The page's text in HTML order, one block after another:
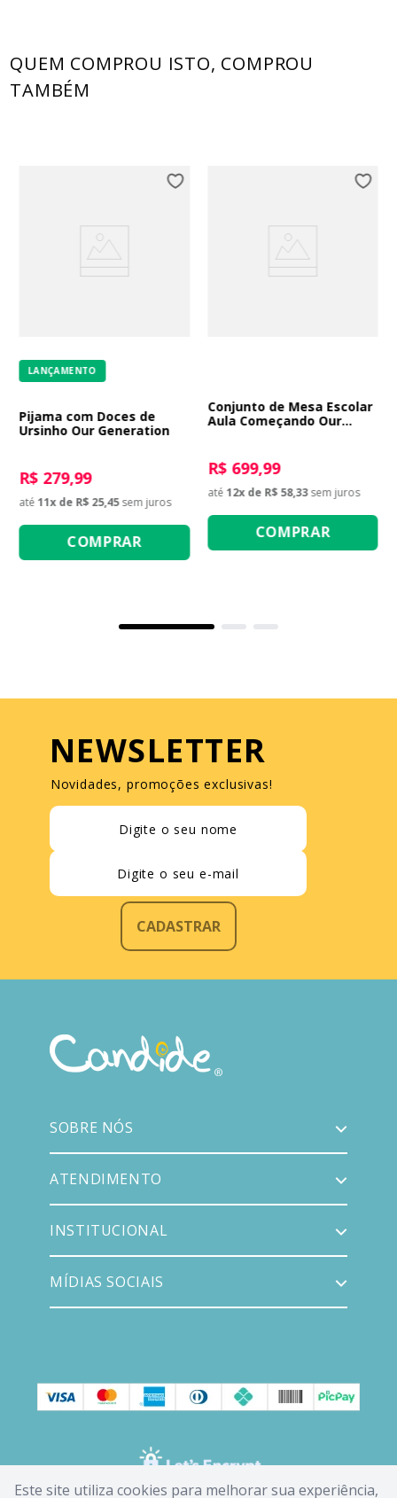
Este site utiliza cookies para melhorar sua experiência,
QUEM COMPROU ISTO, COMPROU
TAMBÉM
LANÇAMENTO
Pijama com Doces de
Ursinho Our Generation
R$ 279,99
até 11x de R$ 25,45 sem juros
COMPRAR
Conjunto de Mesa Escolar
Aula Começando Our
R$ 699,99
até 12x de R$ 58,33 sem juros
COMPRAR
NEWSLETTER
Novidades, promoções exclusivas!
CADASTRAR
SOBRE NÓS
ATENDIMENTO
INSTITUCIONAL
MÍDIAS SOCIAIS